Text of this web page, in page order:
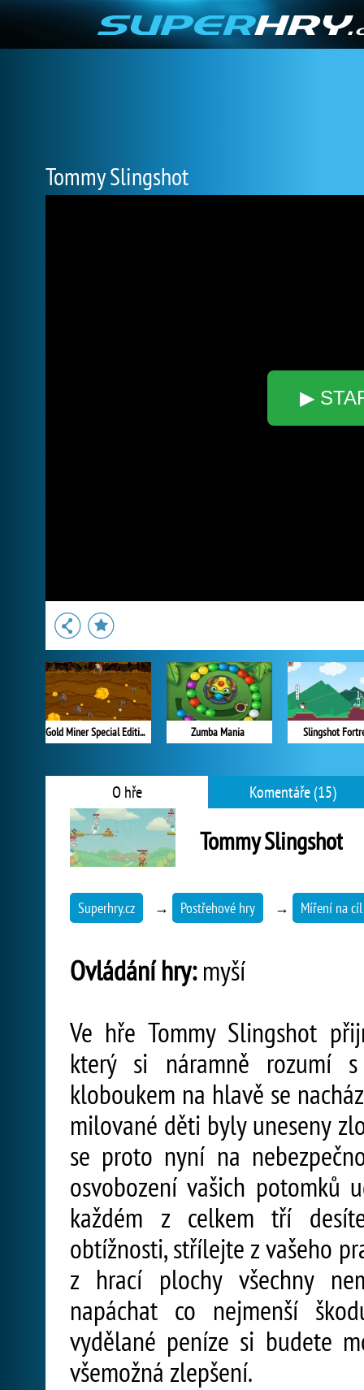
Tommy Slingshot
▶
Gold Miner Special Edition Zumba Mania Slingshot
O hře Komentáře (15)
Tommy Slingshot
Superhry.cz → Postřehové hry → Míření na cíl
Ovládání hry:myší
Ve hře Tommy Slingshot
který si náramně rozumí
kloboukem na hlavě se
milované děti byly uneseny
se proto nyní na
osvobození vašich potomků
každém z celkem tří
obtížnosti, střílejte z vašeho
z hrací plochy všechny
napáchat co nejmenší
vydělané peníze si budete
všemožná zlepšení.